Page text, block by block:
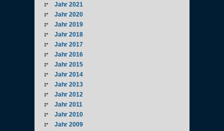
Jahr 2021
Jahr 2020
Jahr 2019
Jahr 2018
Jahr 2017
Jahr 2016
Jahr 2015
Jahr 2014
Jahr 2013
Jahr 2012
Jahr 2011
Jahr 2010
Jahr 2009